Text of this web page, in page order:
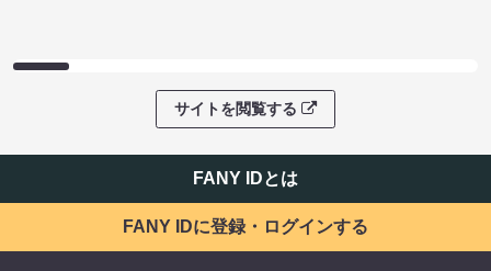
サイトを閲覧する
FANY IDとは
FANY IDに登録・ログインする